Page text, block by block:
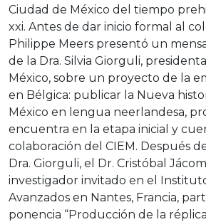
Ciudad de México del tiempo
xxi. Antes de dar inicio formal al
Philippe Meers presentó un
de la Dra. Silvia Giorguli,
México, sobre un proyecto de la
en Bélgica: publicar la Nueva
México en lengua neerlandesa,
encuentra en la etapa inicial y
colaboración del CIEM. Después
Dra. Giorguli, el Dr. Cristóbal
investigador invitado en el
Avanzados en Nantes, Francia,
ponencia “Producción de la